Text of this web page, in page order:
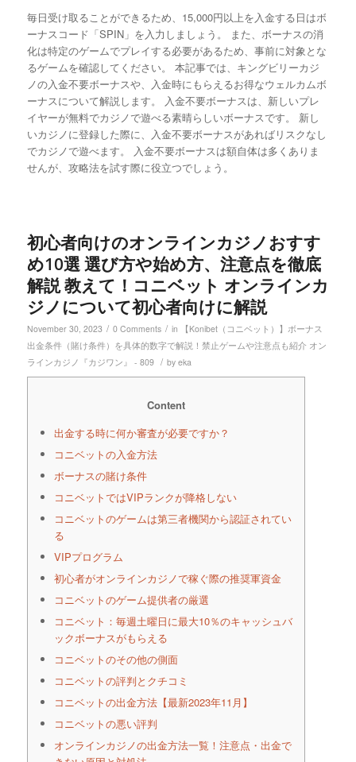
毎日受け取ることができるため、15,000円以上を入金する日はボ
ーナスコード「SPIN」を入力しましょう。 また、ボーナスの消
化は特定のゲームでプレイする必要があるため、事前に対象とな
るゲームを確認してください。 本記事では、キングビリーカジ
ノの入金不要ボーナスや、入金時にもらえるお得なウェルカムボ
ーナスについて解説します。 入金不要ボーナスは、新しいプレ
イヤーが無料でカジノで遊べる素晴らしいボーナスです。 新し
いカジノに登録した際に、入金不要ボーナスがあればリスクなし
でカジノで遊べます。 入金不要ボーナスは額自体は多くありま
せんが、攻略法を試す際に役立つでしょう。
初心者向けのオンラインカジノおすす
め10選 選び方や始め方、注意点を徹底
解説 教えて！コニベット オンラインカ
ジノについて初心者向けに解説
November 30, 2023 / 0 Comments / in
【Konibet（コニベット）】ボーナス
出金条件（賭け条件）を具体的数字で解説！禁止ゲームや注意点も紹介 オン
ラインカジノ『カジワン』 - 809 / by eka
Content
出金する時に何か審査が必要ですか？
コニベットの入金方法
ボーナスの賭け条件
コニベットではVIPランクが降格しない
コニベットのゲームは第三者機関から認証されてい
る
VIPプログラム
初心者がオンラインカジノで稼ぐ際の推奨軍資金
コニベットのゲーム提供者の厳選
コニベット：毎週土曜日に最大10％のキャッシュバ
ックボーナスがもらえる
コニベットのその他の側面
コニベットの評判とクチコミ
コニベットの出金方法【最新2023年11月】
コニベットの悪い評判
オンラインカジノの出金方法一覧！注意点・出金で